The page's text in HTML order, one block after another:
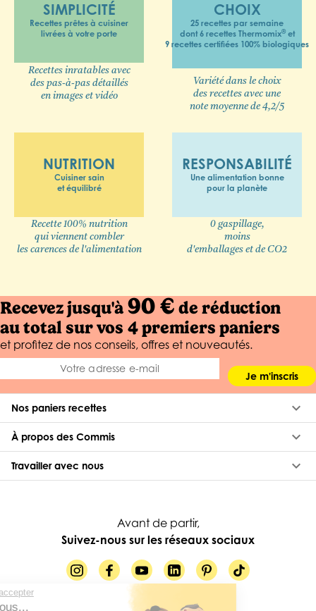
Continuer sans accepter
Salut c'est nous...
SIMPLICITÉ
Recettes prêtes à cuisiner
livrées à votre porte
Recettes inratables avec
des pas-à-pas détaillés
en images et vidéo
CHOIX
25 recettes par semaine
dont 6 recettes Thermomix®et
9 recettes certifiées 100% biologiques
Variété dans le choix
des recettes avec une
note moyenne de 4,2/5
NUTRITION
Cuisiner sain
et équilibré
Recette 100% nutrition
qui viennent combler
les carences de l'alimentation
RESPONSABILITÉ
Une alimentation bonne
pour la planète
0 gaspillage,
moins
d'emballages et de CO2
Recevez jusqu'à 90 €de réduction
au total sur vos 4 premiers paniers
et profitez de nos conseils, offres et nouveautés.
Je m'inscris
Nos paniers recettes keyboard_arrow_down
À propos des Commis keyboard_arrow_down
Travailler avec nous keyboard_arrow_down
Avant de partir,
Suivez-nous sur les réseaux sociaux